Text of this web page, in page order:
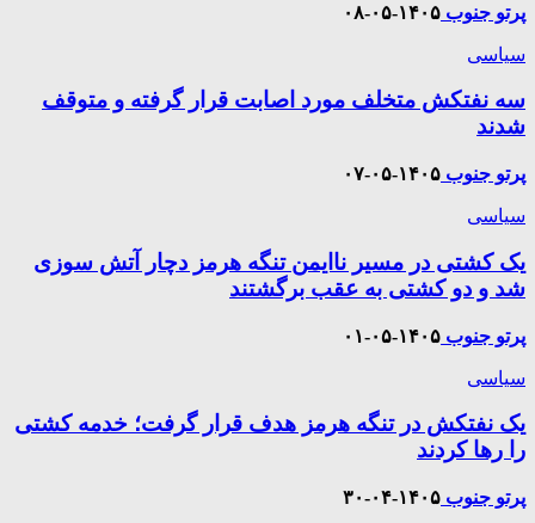
پرتو جنوب ۱۴۰۵-۰۵-۰۸
سیاسی
سه نفتکش متخلف مورد اصابت قرار گرفته و متوقف
شدند
پرتو جنوب ۱۴۰۵-۰۵-۰۷
سیاسی
یک کشتی در مسیر ناایمن تنگه هرمز دچار آتش سوزی
شد و دو کشتی به عقب برگشتند
پرتو جنوب ۱۴۰۵-۰۵-۰۱
سیاسی
یک نفتکش در تنگه هرمز هدف قرار گرفت؛ خدمه کشتی
را رها کردند
پرتو جنوب ۱۴۰۵-۰۴-۳۰